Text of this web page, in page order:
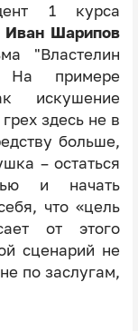
1 курса
Шарипов
"Властелин
На примере
искушение
здесь не в
больше,
– остаться
и начать
что «цель
от этого
сценарий не
по заслугам,